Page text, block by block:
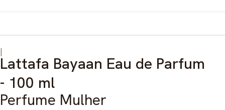
|
Lattafa Bayaan Eau de Parfum
- 100 ml
Perfume Mulher